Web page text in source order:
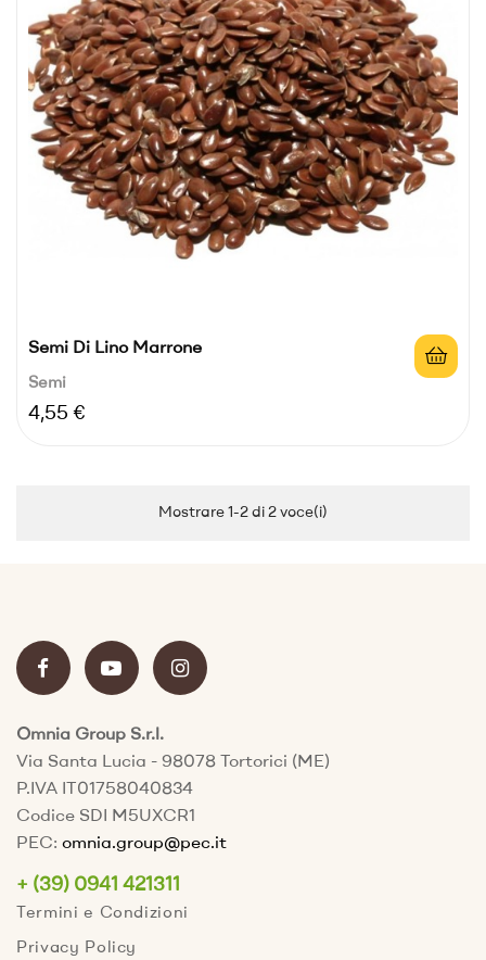
Semi Di Lino Marrone
Semi
Prezzo
4,55 €
Mostrare 1-2 di 2 voce(i)
Omnia Group S.r.l.
Via Santa Lucia - 98078 Tortorici (ME)
P.IVA IT01758040834
Codice SDI M5UXCR1
PEC: omnia.group@pec.it
+ (39) 0941 421311
Termini e Condizioni
Privacy Policy